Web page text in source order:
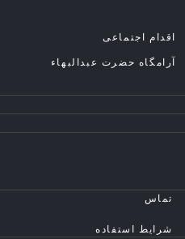
اقدام اجتماعی
آرامگاه حضرت عبدالبهاء
تماس
شرایط استفاده